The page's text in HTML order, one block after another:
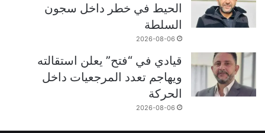
الحيط في خطر داخل سجون
السلطة
2026-08-06
قيادي في “فتح” يعلن استقالته
ويهاجم تعدد المرجعيات داخل
الحركة
2026-08-06